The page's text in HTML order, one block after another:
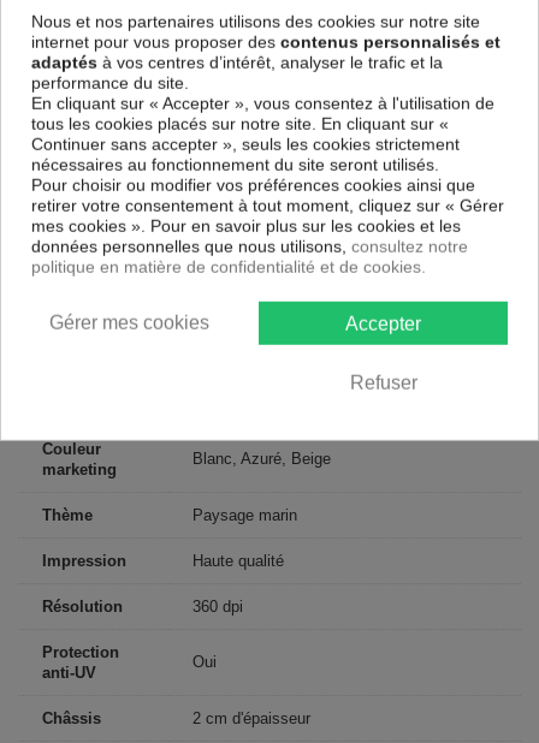
l'environnement, vous pourrez suspendre le tableau immédiatement
sans avoir à l'encadrer.
Le Tableau Paysages Beach on Captiva Islandest résistant aux
rayons UV, inodore et 100 % sûr, parfait même pour la chambre à
coucher et la chambre des enfants.
Notre large choix de tableaux tendances et modernes constituent un
moyen simple et pas cher de donner une nouvelle touche à vos
intérieurs, il y en a pour tous les goût.
Descriptif technique
120x40 cm, 150x50 cm, 135x45 cm
Couleur
marketing
Blanc, Azuré, Beige
Thème Paysage marin
Impression Haute qualité
Résolution 360 dpi
Protection
anti-UV
Oui
Châssis 2 cm d'épaisseur
Nous et nos partenaires utilisons des cookies sur notre site
internet pour vous proposer des contenus personnalisés et
adaptés à vos centres d’intérêt, analyser le trafic et la
performance du site.
En cliquant sur « Accepter », vous consentez à l'utilisation de
tous les cookies placés sur notre site. En cliquant sur «
Continuer sans accepter », seuls les cookies strictement
nécessaires au fonctionnement du site seront utilisés.
Pour choisir ou modifier vos préférences cookies ainsi que
retirer votre consentement à tout moment, cliquez sur « Gérer
mes cookies ». Pour en savoir plus sur les cookies et les
données personnelles que nous utilisons, consultez notre
politique en matière de confidentialité et de cookies.
Accepter
Refuser
Gérer mes cookies